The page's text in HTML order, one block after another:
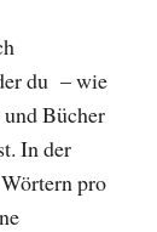
du – wie
und Bücher
In der
pro